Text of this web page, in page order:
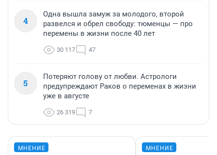
4
Одна вышла замуж за молодого, второй
развелся и обрел свободу: тюменцы — про
перемены в жизни после 40 лет
30 117 47
5
Потеряют голову от любви. Астрологи
предупреждают Раков о переменах в жизни
уже в августе
26 319 7
МНЕНИЕ МНЕНИЕ